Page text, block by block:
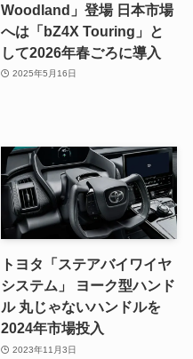
Woodland」登場 日本市場
へは「bZ4X Touring」と
して2026年春ごろに導入
2025年5月16日
トヨタ「ステアバイワイヤ
システム」 ヨーク型ハンド
ル 丸じゃないハンドルを
2024年市場投入
2023年11月3日